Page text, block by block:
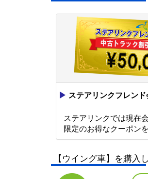
▶ ステアリンクフレン
ステアリンクでは現在
限定のお得なクーポン
【ウイング車】を購入